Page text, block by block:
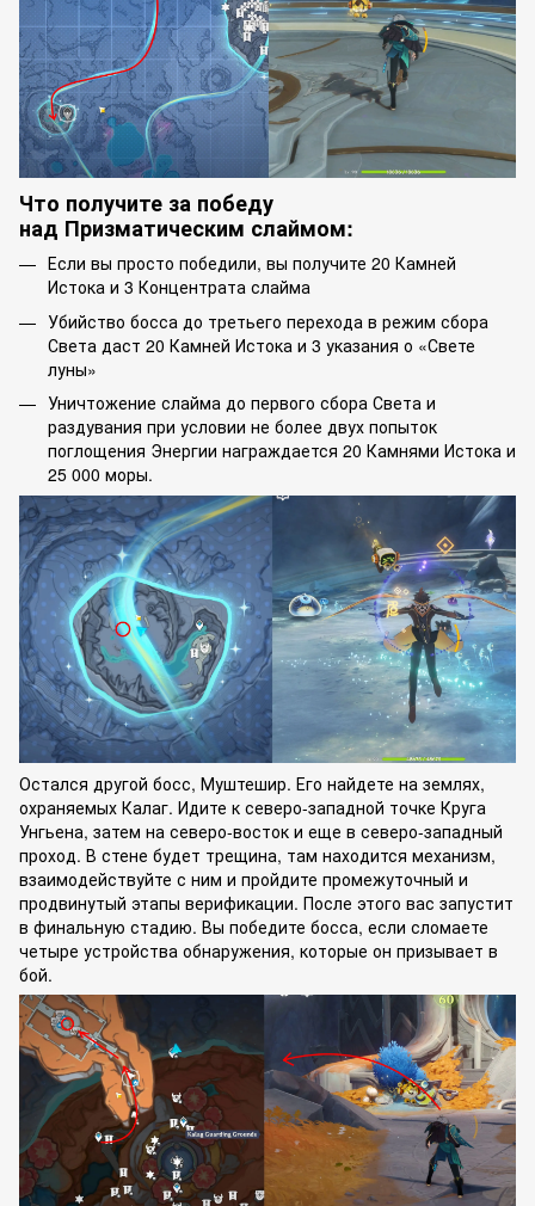
Что получите за победу
над Призматическим слаймом:
Если вы просто победили, вы получите 20 Камней
Истока и 3 Концентрата слайма
Убийство босса до третьего перехода в режим сбора
Света даст 20 Камней Истока и 3 указания о «Свете
луны»
Уничтожение слайма до первого сбора Света и
раздувания при условии не более двух попыток
поглощения Энергии награждается 20 Камнями Истока и
25 000 моры.
Остался другой босс, Муштешир. Его найдете на землях,
охраняемых Калаг. Идите к северо-западной точке Круга
Унгьена, затем на северо-восток и еще в северо-западный
проход. В стене будет трещина, там находится механизм,
взаимодействуйте с ним и пройдите промежуточный и
продвинутый этапы верификации. После этого вас запустит
в финальную стадию. Вы победите босса, если сломаете
четыре устройства обнаружения, которые он призывает в
бой.